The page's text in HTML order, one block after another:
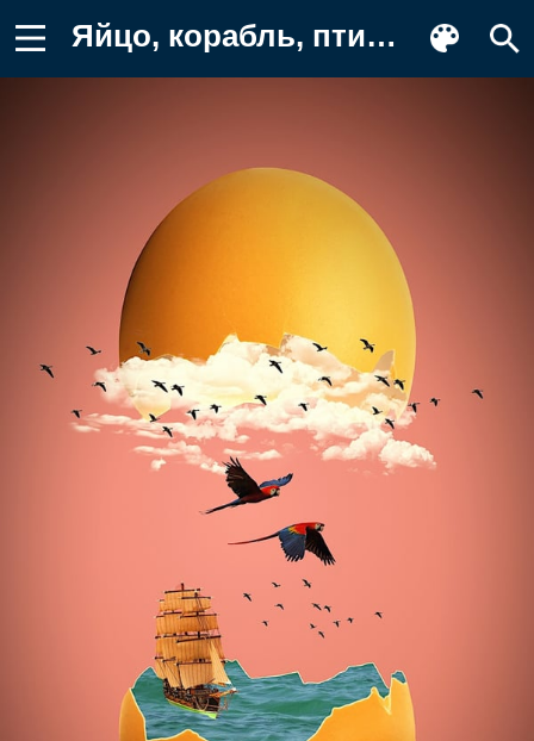
Яйцо, корабль, птицы, облака, море Картинка на телефон